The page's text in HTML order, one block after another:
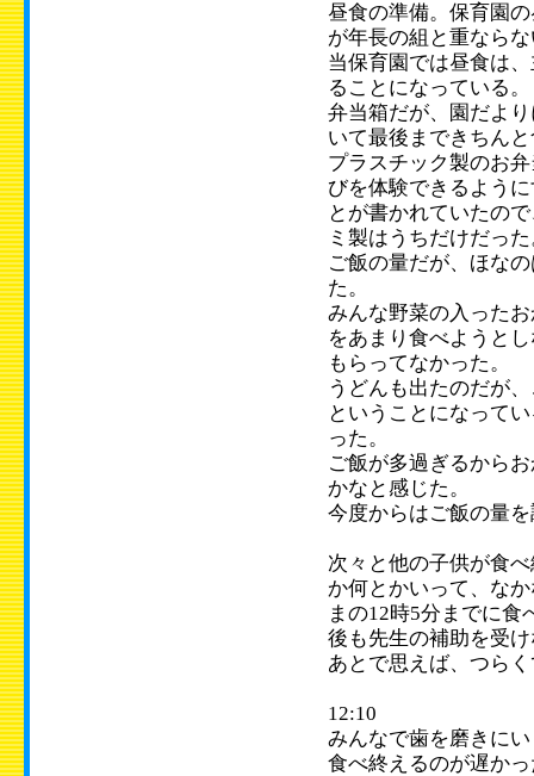
昼食の準備。保育園
が年長の組と重なら
当保育園では昼食は
ることになっている。
弁当箱だが、園だよ
いて最後まできちん
プラスチック製のお
びを体験できるよう
とが書かれていたの
ミ製はうちだけだっ
ご飯の量だが、ほな
た。
みんな野菜の入った
をあまり食べようと
もらってなかった。
うどんも出たのだが
ということになって
った。
ご飯が多過ぎるから
かなと感じた。
今度からはご飯の量
次々と他の子供が食
か何とかいって、な
まの12時5分までに食
後も先生の補助を受
あとで思えば、つら
12:10
みんなで歯を磨きに
食べ終えるのが遅か